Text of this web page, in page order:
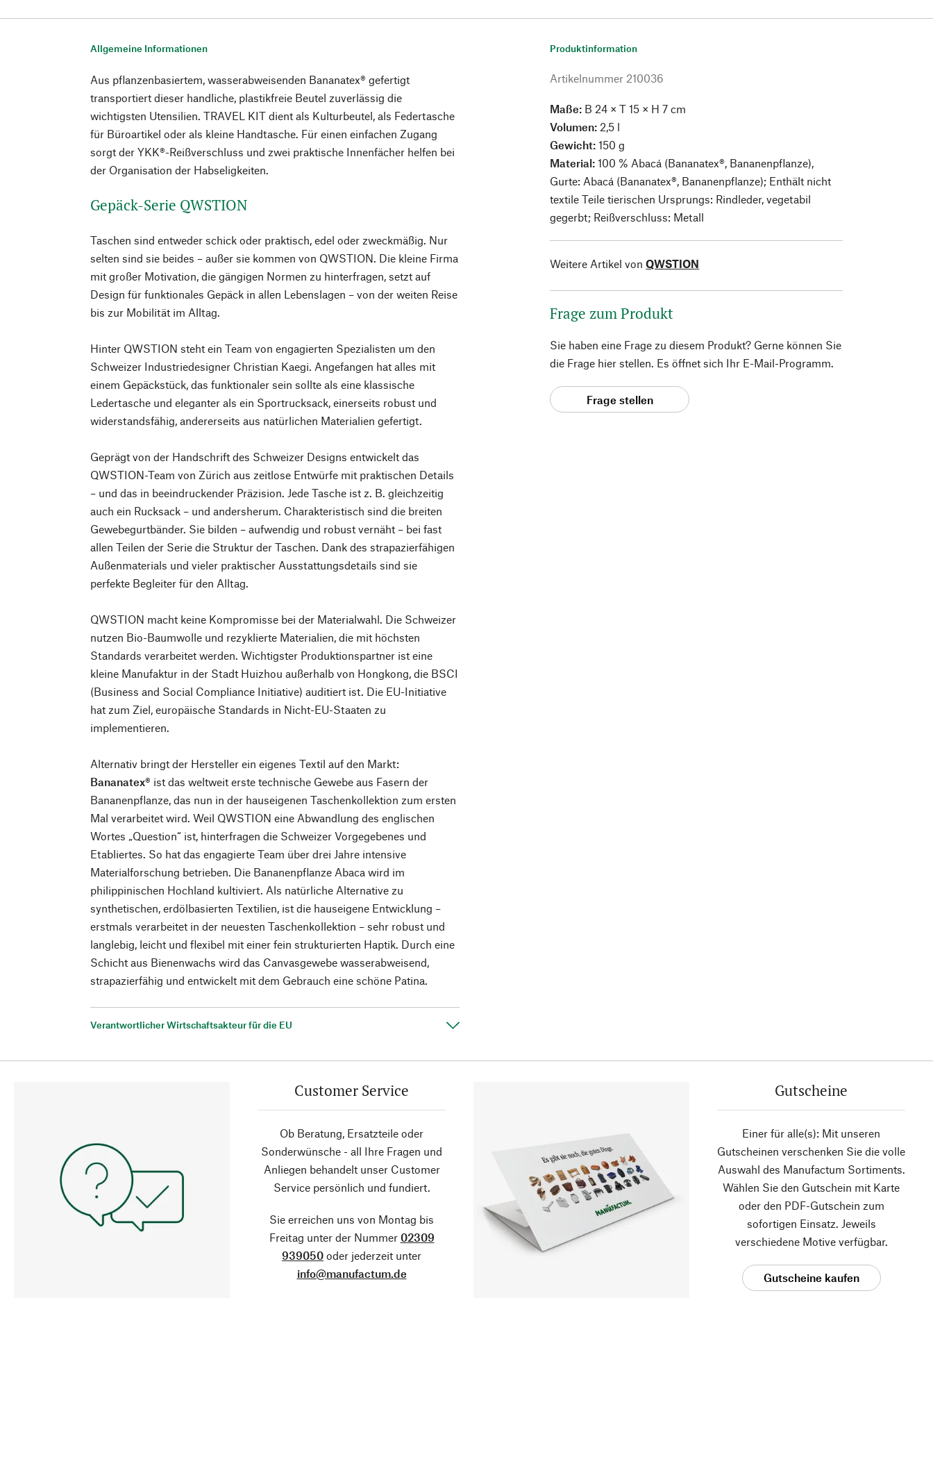
Allgemeine Informationen
Aus pflanzenbasiertem, wasserabweisenden Bananatex® gefertigt
transportiert dieser handliche, plastikfreie Beutel zuverlässig die
wichtigsten Utensilien. TRAVEL KIT dient als Kulturbeutel, als Federtasche
für Büroartikel oder als kleine Handtasche. Für einen einfachen Zugang
sorgt der YKK®-Reißverschluss und zwei praktische Innenfächer helfen bei
der Organisation der Habseligkeiten.
Gepäck-Serie QWSTION
Taschen sind entweder schick oder praktisch, edel oder zweckmäßig. Nur
selten sind sie beides – außer sie kommen von QWSTION. Die kleine Firma
mit großer Motivation, die gängigen Normen zu hinterfragen, setzt auf
Design für funktionales Gepäck in allen Lebenslagen – von der weiten Reise
bis zur Mobilität im Alltag.
Hinter QWSTION steht ein Team von engagierten Spezialisten um den
Schweizer Industriedesigner Christian Kaegi. Angefangen hat alles mit
einem Gepäckstück, das funktionaler sein sollte als eine klassische
Ledertasche und eleganter als ein Sportrucksack, einerseits robust und
widerstandsfähig, andererseits aus natürlichen Materialien gefertigt.
Geprägt von der Handschrift des Schweizer Designs entwickelt das
QWSTION-Team von Zürich aus zeitlose Entwürfe mit praktischen Details
– und das in beeindruckender Präzision. Jede Tasche ist z. B. gleichzeitig
auch ein Rucksack – und andersherum. Charakteristisch sind die breiten
Gewebegurtbänder. Sie bilden – aufwendig und robust vernäht – bei fast
allen Teilen der Serie die Struktur der Taschen. Dank des strapazierfähigen
Außenmaterials und vieler praktischer Ausstattungsdetails sind sie
perfekte Begleiter für den Alltag.
QWSTION macht keine Kompromisse bei der Materialwahl. Die Schweizer
nutzen Bio-Baumwolle und rezyklierte Materialien, die mit höchsten
Standards verarbeitet werden. Wichtigster Produktionspartner ist eine
kleine Manufaktur in der Stadt Huizhou außerhalb von Hongkong, die BSCI
(Business and Social Compliance Initiative) auditiert ist. Die EU-Initiative
hat zum Ziel, europäische Standards in Nicht-EU-Staaten zu
implementieren.
Alternativ bringt der Hersteller ein eigenes Textil auf den Markt:
Bananatex® ist das weltweit erste technische Gewebe aus Fasern der
Bananenpflanze, das nun in der hauseigenen Taschenkollektion zum ersten
Mal verarbeitet wird. Weil QWSTION eine Abwandlung des englischen
Wortes „Question“ ist, hinterfragen die Schweizer Vorgegebenes und
Etabliertes. So hat das engagierte Team über drei Jahre intensive
Materialforschung betrieben. Die Bananenpflanze Abaca wird im
philippinischen Hochland kultiviert. Als natürliche Alternative zu
synthetischen, erdölbasierten Textilien, ist die hauseigene Entwicklung –
erstmals verarbeitet in der neuesten Taschenkollektion – sehr robust und
langlebig, leicht und flexibel mit einer fein strukturierten Haptik. Durch eine
Schicht aus Bienenwachs wird das Canvasgewebe wasserabweisend,
strapazierfähig und entwickelt mit dem Gebrauch eine schöne Patina.
Verantwortlicher Wirtschaftsakteur für die EU
Produktinformation
Artikelnummer 210036
Maße: B 24 × T 15 × H 7 cm
Volumen: 2,5 l
Gewicht: 150 g
Material:100 % Abacá (Bananatex®, Bananenpflanze),
Gurte: Abacá (Bananatex®, Bananenpflanze); Enthält nicht
textile Teile tierischen Ursprungs: Rindleder, vegetabil
gegerbt; Reißverschluss: Metall
Weitere Artikel von QWSTION
Frage zum Produkt
Sie haben eine Frage zu diesem Produkt? Gerne können Sie
die Frage hier stellen. Es öffnet sich Ihr E-Mail-Programm.
Frage stellen
Customer Service
Ob Beratung, Ersatzteile oder
Sonderwünsche - all Ihre Fragen und
Anliegen behandelt unser Customer
Service persönlich und fundiert.
Sie erreichen uns von Montag bis
Freitag unter der Nummer 02309
939050 oder jederzeit unter
info@manufactum.de
Gutscheine
Einer für alle(s): Mit unseren
Gutscheinen verschenken Sie die volle
Auswahl des Manufactum Sortiments.
Wählen Sie den Gutschein mit Karte
oder den PDF-Gutschein zum
sofortigen Einsatz. Jeweils
verschiedene Motive verfügbar.
Gutscheine kaufen